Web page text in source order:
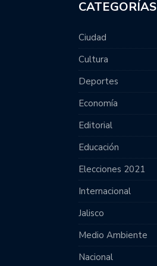
CATEGORÍAS
Ciudad
Cultura
Deportes
Economía
Editorial
Educación
Elecciones 2021
Internacional
Jalisco
Medio Ambiente
Nacional